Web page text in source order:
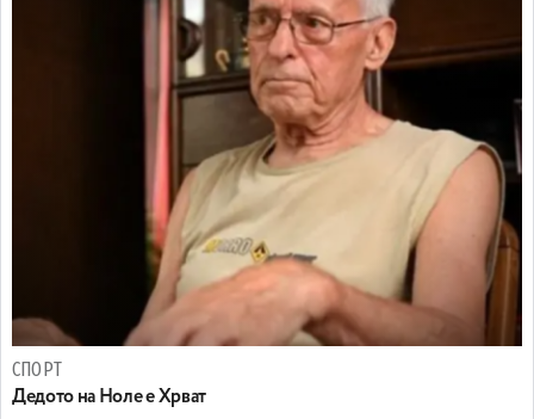
СПОРТ
Дедото на Ноле е Хрват